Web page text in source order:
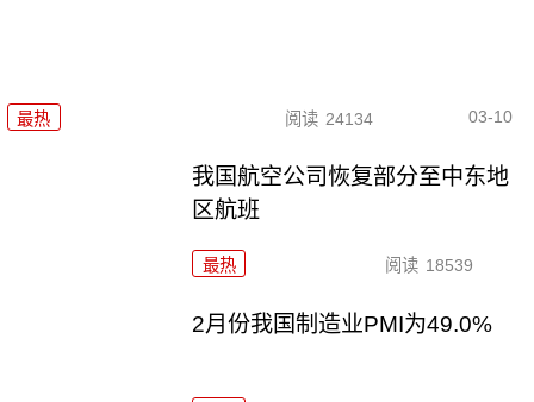
最热 阅读 24134 03-10
我国航空公司恢复部分至中东地
区航班
最热 阅读 18539
2月份我国制造业PMI为49.0%